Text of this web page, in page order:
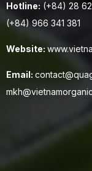
Hotline: (+84) 28
(+84) 966 341 381
Website:
Email: